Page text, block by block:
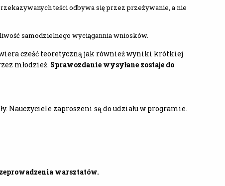
teści odbywa się przez przeżywanie, a nie
samodzielnego wyciągannia wniosków.
cześć teoretyczną jak również wyniki krótkiej
młodzież. Sprawozdanie wysyłane zostaje do
Nauczyciele zaproszeni są do udziału w programie.
warsztatów.